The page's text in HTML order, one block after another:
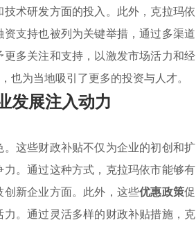
术研发方面的投入。此外，克拉玛依
支持也被列为关键举措，通过多渠道
更多关注和支持，以激发市场活力和经
为当地吸引了更多的投资与人才。
发展注入动力
这些财政补贴不仅为企业的初创和扩
。通过这种方式，克拉玛依市能够有
新企业方面。此外，这些优惠政策促
。通过灵活多样的财政补贴措施，克